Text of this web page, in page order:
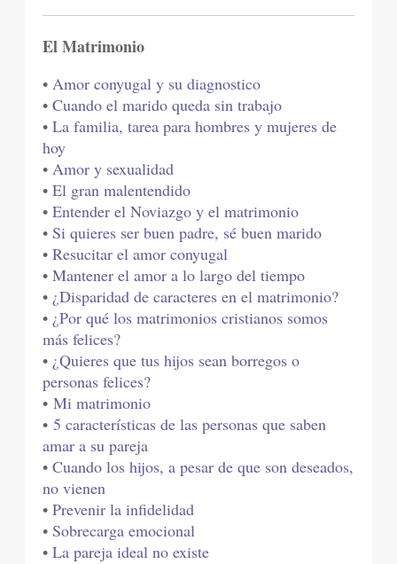
El Matrimonio
•Amor conyugal y su diagnostico
•Cuando el marido queda sin trabajo
•La familia, tarea para hombres y mujeres de
hoy
•Amor y sexualidad
•El gran malentendido
•Entender el Noviazgo y el matrimonio
• Si quieres ser buen padre, sé buen marido
•Resucitar el amor conyugal
•Mantener el amor a lo largo del tiempo
• ¿Disparidad de caracteres en el matrimonio?
• ¿Por qué los matrimonios cristianos somos
más felices?
• ¿Quieres que tus hijos sean borregos o
personas felices?
•Mi matrimonio
•5 características de las personas que saben
amar a su pareja
•Cuando los hijos, a pesar de que son deseados,
no vienen
•Prevenir la infidelidad
• Sobrecarga emocional
•La pareja ideal no existe